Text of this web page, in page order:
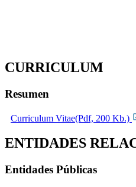
CURRICULUM
Resumen
Curriculum Vitae(Pdf, 200 Kb.)
ENTIDADES
Entidades Públicas